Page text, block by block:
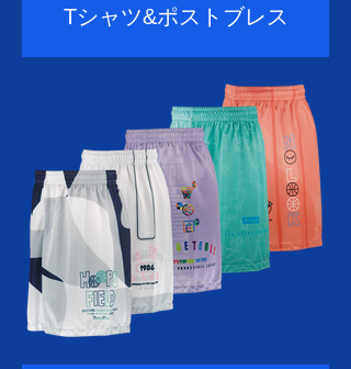
Tシャツ&ポストブレス